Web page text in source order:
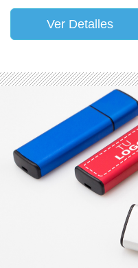
Ver Detalles